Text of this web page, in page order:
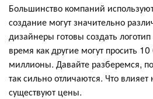
Большинство компаний
создание могут значительно
дизайнеры готовы создать
время как другие могут просить
миллионы. Давайте разберемся,
так сильно отличаются. Что
существуют цены.